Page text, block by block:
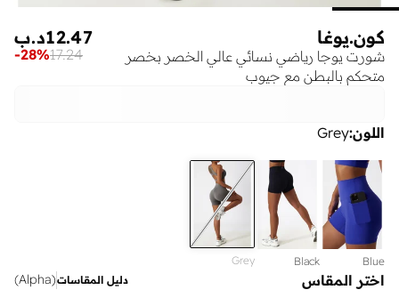
كون.يوغا
شورت يوجا رياضي نسائي عالي الخصر بخصر
متحكم بالبطن مع جيوب
د.ب12.47
17.24
-28%
اللون:
Grey
Blue
Black
Grey
اختر المقاس دليل المقاسات(
Alpha
)